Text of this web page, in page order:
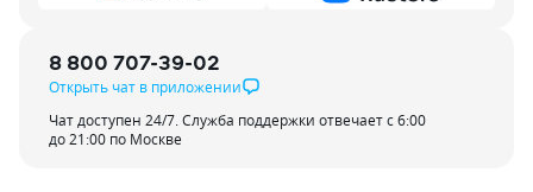
8 800 707-39-02
Открыть чат в приложении
Чат доступен 24/7. Служба поддержки отвечает с 6:00
до 21:00 по Москве